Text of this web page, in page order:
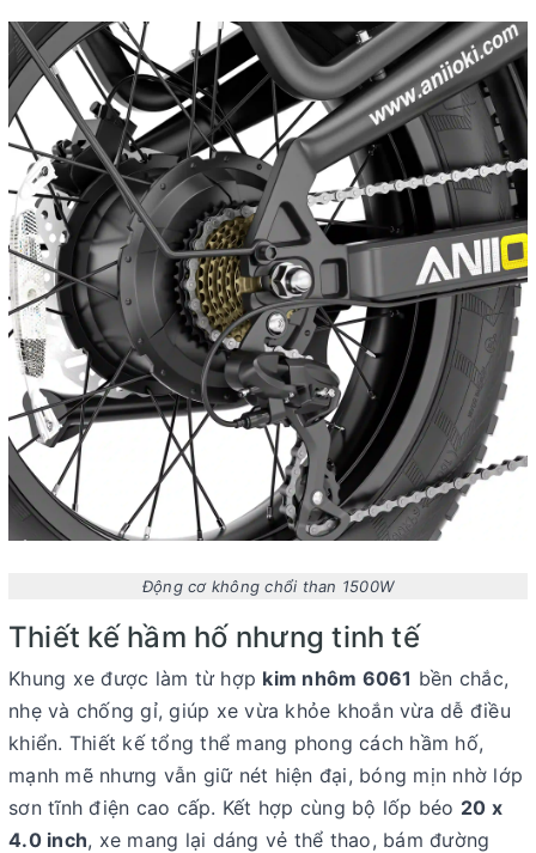
Động cơ không chổi than 1500W
Thiết kế hầm hố nhưng tinh tế
Khung xe được làm từ hợp kim nhôm 6061 bền chắc,
nhẹ và chống gỉ, giúp xe vừa khỏe khoắn vừa dễ điều
khiển. Thiết kế tổng thể mang phong cách hầm hố,
mạnh mẽ nhưng vẫn giữ nét hiện đại, bóng mịn nhờ lớp
sơn tĩnh điện cao cấp. Kết hợp cùng bộ lốp béo 20 x
4.0 inch, xe mang lại dáng vẻ thể thao, bám đường